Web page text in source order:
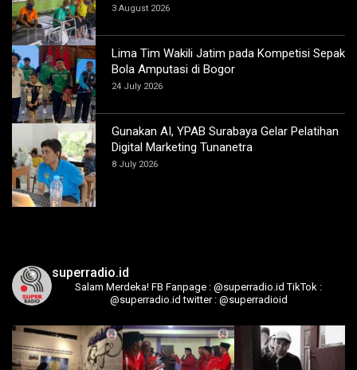
3 August 2026
Lima Tim Wakili Jatim pada Kompetisi Sepak
Bola Amputasi di Bogor
24 July 2026
Gunakan AI, YPAB Surabaya Gelar Pelatihan
Digital Marketing Tunanetra
8 July 2026
superradio.id
Salam Merdeka! FB Fanpage : @superradio.id TikTok :
@superradio.id twitter : @superradioid